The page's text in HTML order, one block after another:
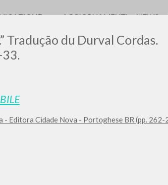
Tradução du Durval Cordas.
- Editora Cidade Nova - Portoghese BR (pp. 262-
AGGIORNAMENTIENEWS
AVANZATA »